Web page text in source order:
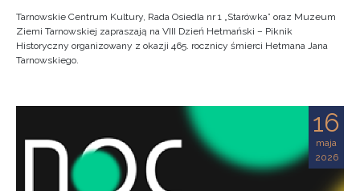
Tarnowskie Centrum Kultury, Rada Osiedla nr 1 „Starówka” oraz Muzeum
Ziemi Tarnowskiej zapraszają na VIII Dzień Hetmański – Piknik
Historyczny organizowany z okazji 465. rocznicy śmierci Hetmana Jana
Tarnowskiego.
16
maja
2026